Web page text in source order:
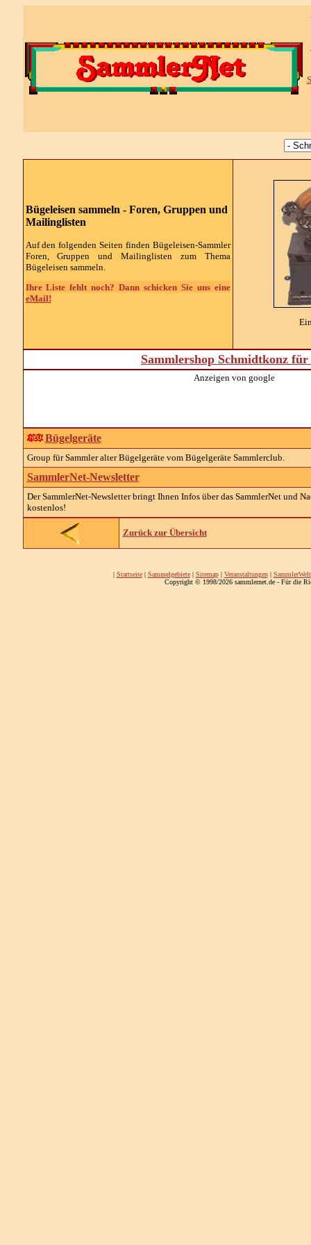
Bügeleisen sammeln - Foren, Gruppen und
Mailinglisten
Auf den folgenden Seiten finden Bügeleisen-Sammler
Foren, Gruppen und Mailinglisten zum Thema
Bügeleisen sammeln.
Ihre Liste fehlt noch? Dann schicken Sie uns eine
eMail!
Sammlershop Schmidtkonz
Anzeigen von google
Bügelgeräte
Group für Sammler alter Bügelgeräte vom Bügelgeräte Sammlerclub.
SammlerNet-Newsletter
Der SammlerNet-Newsletter bringt Ihnen Infos über das SammlerNet und
kostenlos!
Zurück zur Übersicht
| Startseite| Sammelgebiete| Sitemap| Veranstaltungen| SammlerWelt
Copyright © 1998/2026 sammlernet.de - Für die